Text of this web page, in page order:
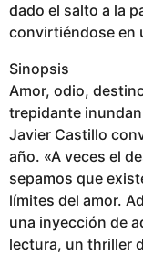
dado el salto a la
convirtiéndose en
Sinopsis
Amor, odio,
trepidante
Javier Castillo
año. «A veces el
sepamos que
límites del amor.
una inyección de
lectura, un thriller